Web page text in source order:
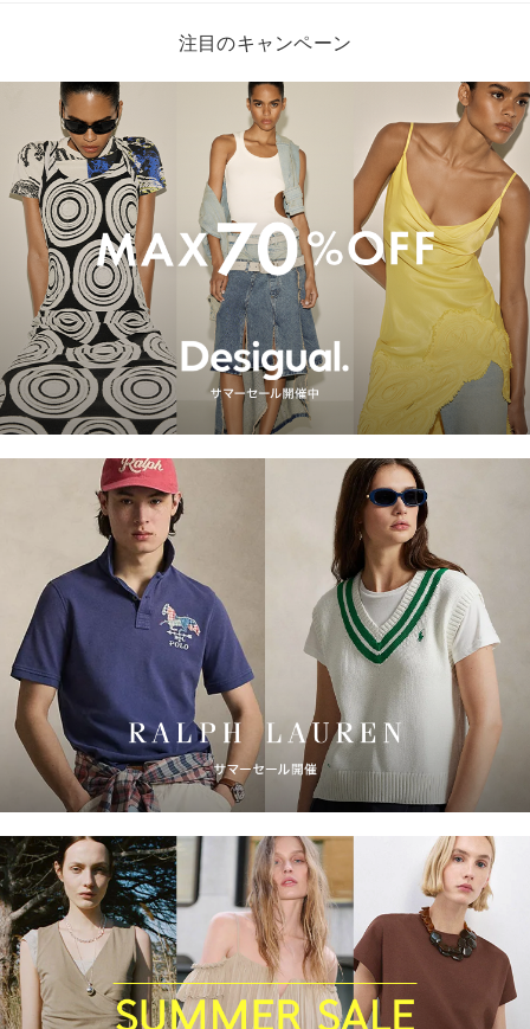
注目のキャンペーン